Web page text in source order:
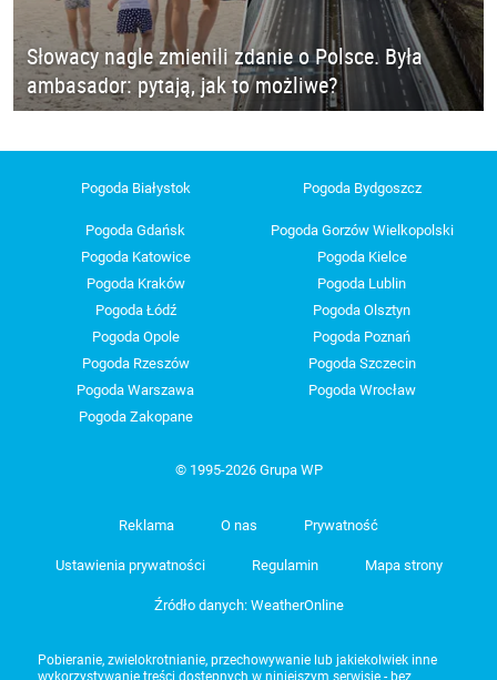
Słowacy nagle zmienili zdanie o Polsce. Była
ambasador: pytają, jak to możliwe?
Pogoda Białystok Pogoda Bydgoszcz
Pogoda Gdańsk
Pogoda Gorzów Wielkopolski
Pogoda Katowice
Pogoda Kielce
Pogoda Kraków
Pogoda Lublin
Pogoda Łódź
Pogoda Olsztyn
Pogoda Opole
Pogoda Poznań
Pogoda Rzeszów
Pogoda Szczecin
Pogoda Warszawa
Pogoda Wrocław
Pogoda Zakopane
© 1995-2026 Grupa WP
Reklama O nas Prywatność
Ustawienia prywatności Regulamin Mapa strony
Źródło danych: WeatherOnline
Pobieranie, zwielokrotnianie, przechowywanie lub jakiekolwiek inne
wykorzystywanie treści dostępnych w niniejszym serwisie - bez